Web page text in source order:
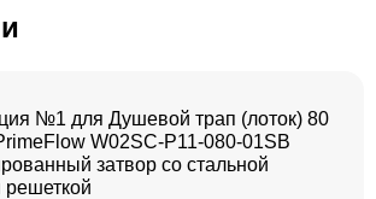
№1 для Душевой трап (лоток) 80
W02SC-P11-080-01SB
затвор со стальной
решеткой